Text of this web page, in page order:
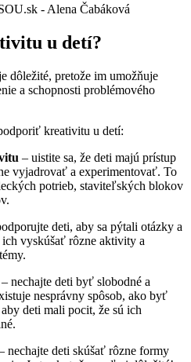
- Alena Čabáková
u detí?
dôležité, pretože im umožňuje
a schopnosti problémového
kreativitu u detí:
– uistite sa, že deti majú prístup
vyjadrovať a experimentovať. To
potrieb, staviteľských blokov
deti, aby sa pýtali otázky a
vyskúšať rôzne aktivity a
– nechajte deti byť slobodné a
nesprávny spôsob, ako byť
deti mali pocit, že sú ich
nechajte deti skúšať rôzne formy